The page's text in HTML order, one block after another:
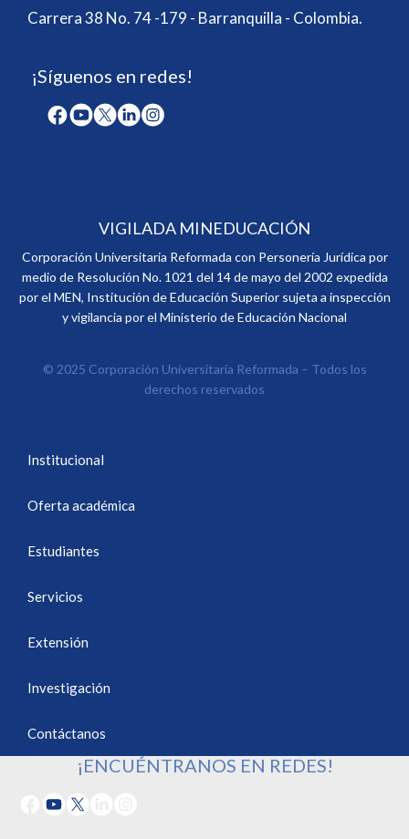
Carrera 38 No. 74 -179 - Barranquilla - Colombia.
¡Síguenos en redes!
VIGILADA MINEDUCACIÓN
Corporación Universitaria Reformada con Personería Jurídica por
medio de Resolución No. 1021 del 14 de mayo del 2002 expedida
por el MEN, Institución de Educación Superior sujeta a inspección
y vigilancia por el Ministerio de Educación Nacional
© 2025 Corporación Universitaria Reformada – Todos los
derechos reservados
Institucional
Oferta académica
Estudiantes
Servicios
Extensión
Investigación
Contáctanos
¡ENCUÉNTRANOS EN REDES!